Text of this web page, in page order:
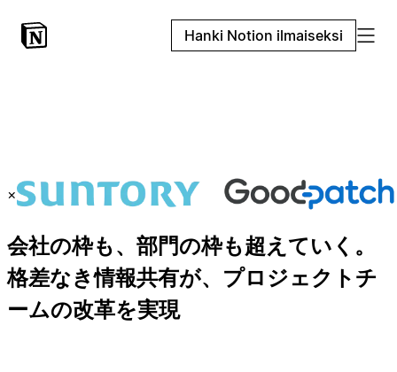
Hanki Notion ilmaiseksi
×
会社の枠も、部門の枠も超えていく。
格差なき情報共有が、プロジェクトチ
ームの改革を実現